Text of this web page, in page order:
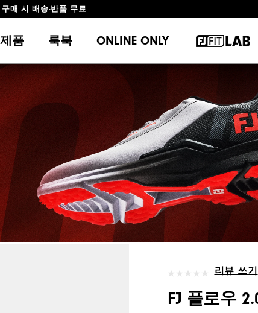
매 시 배송·반품 무료
품 룩북 ONLINE ONLY
리뷰 쓰기
FJ 플로우